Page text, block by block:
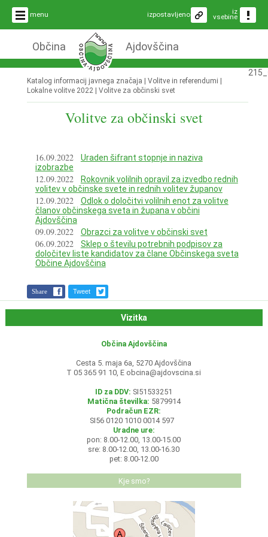
menu iz
vsebine
izpostavljeno
Občina Ajdovščina
Katalog informacij javnega značaja | Volitve in referendumi |
Lokalne volitve 2022| Volitve za občinski svet
Volitve za občinski svet
16.09.2022
Uraden šifrant stopnje in naziva
izobrazbe
12.09.2022
Rokovnik volilnih opravil za izvedbo rednih
volitev v občinske svete in rednih volitev županov
12.09.2022
Odlok o določitvi volilnih enot za volitve
članov občinskega sveta in župana v občini
Ajdovščina
09.09.2022 Obrazci za volitve v občinski svet
06.09.2022
Sklep o številu potrebnih podpisov za
določitev liste kandidatov za člane Občinskega sveta
Občine Ajdovščina
Share Tweet
Vizitka
Občina Ajdovščina
Cesta 5. maja 6a, 5270 Ajdovščina
T 05 365 91 10, E obcina@ajdovscina.si
ID za DDV: SI51533251
Matična številka: 5879914
Podračun EZR:
SI56 0120 1010 0014 597
Uradne ure:
pon: 8.00-12.00, 13.00-15.00
sre: 8.00-12.00, 13.00-16.30
pet: 8.00-12.00
Kje smo?